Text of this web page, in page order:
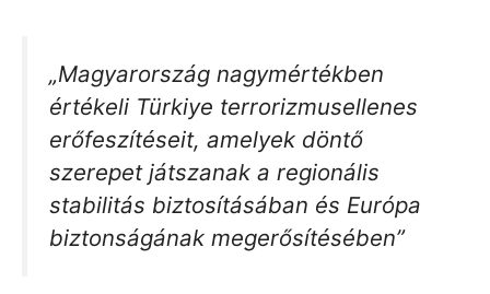
„Magyarország nagymértékben
értékeli Türkiye terrorizmusellenes
erőfeszítéseit, amelyek döntő
szerepet játszanak a regionális
stabilitás biztosításában és Európa
biztonságának megerősítésében”